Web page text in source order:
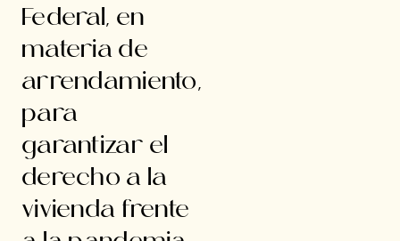
Federal, en
materia de
arrendamiento,
para
garantizar el
derecho a la
vivienda frente